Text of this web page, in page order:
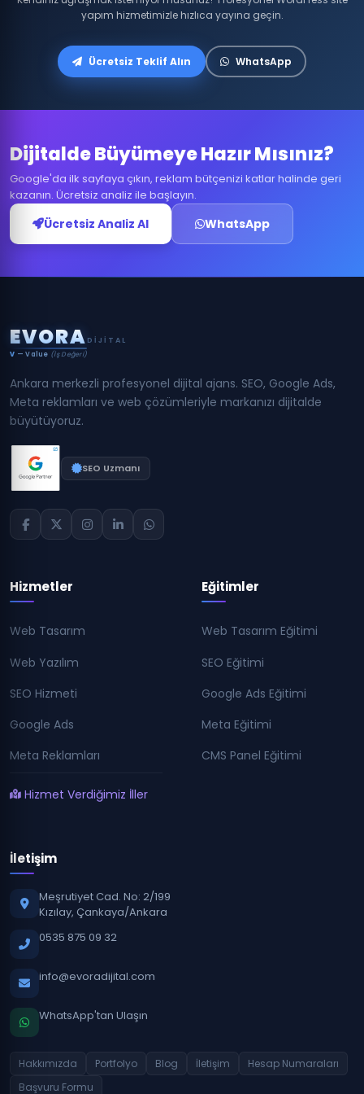
yapım hizmetimizle hızlıca yayına geçin.
Ücretsiz Teklif Alın WhatsApp
Dijitalde Büyümeye Hazır Mısınız?
Google'da ilk sayfaya çıkın, reklam bütçenizi katlar halinde geri
kazanın. Ücretsiz analiz ile başlayın.
Ücretsiz Analiz Al WhatsApp
EVORA DIJITAL
V — Value (İş Değeri)
Ankara merkezli profesyonel dijital ajans. SEO, Google Ads,
Meta reklamları ve web çözümleriyle markanızı dijitalde
büyütüyoruz.
SEO Uzmanı
Hizmetler
Web Tasarım
Web Yazılım
SEO Hizmeti
Google Ads
Meta Reklamları
Hizmet Verdiğimiz İller
Eğitimler
Web Tasarım Eğitimi
SEO Eğitimi
Google Ads Eğitimi
Meta Eğitimi
CMS Panel Eğitimi
İletişim
Meşrutiyet Cad. No: 2/199
Kızılay, Çankaya/Ankara
0535 875 09 32
info@evoradijital.com
WhatsApp'tan Ulaşın
Hakkımızda Portfolyo Blog İletişim
Hesap Numaraları
Başvuru Formu